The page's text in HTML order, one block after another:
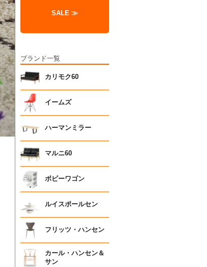
SALE ≫
ブランド一覧
カリモク60
イームズ
ハーマンミラー
マルニ60
ボビーワゴン
ルイスポールセン
フリッツ・ハンセン
カール・ハンセン＆
サン